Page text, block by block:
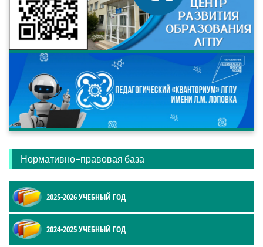
Нормативно-правовая база
2025-2026 УЧЕБНЫЙ ГОД
2024-2025 УЧЕБНЫЙ ГОД